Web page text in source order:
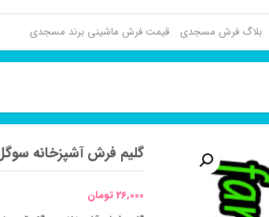
بلاگ فرش مسجدی قیمت فرش ماشینی برند مسجدی
گلیم فرش آشپزخانه
26,000 تومان